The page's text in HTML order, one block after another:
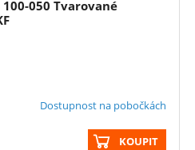
100-050 Tvarované
Dostupnost na pobočkách
KOUPIT